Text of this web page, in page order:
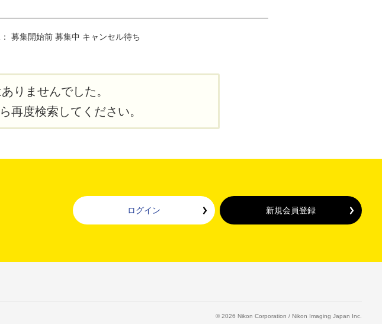
募集開始前 募集中 キャンセル待ち
りませんでした。
再度検索してください。
ログイン 新規会員登録
©2026 Nikon Corporation / Nikon Imaging Japan Inc.